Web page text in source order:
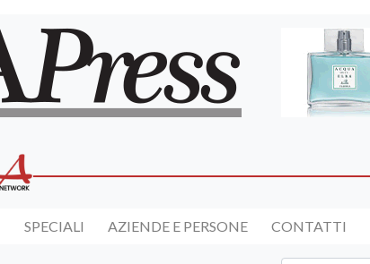
SPECIALI AZIENDE E PERSONE CONTATTI